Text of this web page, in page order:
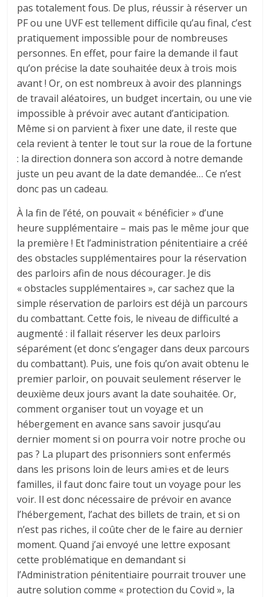
pas totalement fous. De plus, réussir à réserver un
PF ou une UVF est tellement difficile qu’au final, c’est
pratiquement impossible pour de nombreuses
personnes. En effet, pour faire la demande il faut
qu’on précise la date souhaitée deux à trois mois
avant ! Or, on est nombreux à avoir des plannings
de travail aléatoires, un budget incertain, ou une vie
impossible à prévoir avec autant d’anticipation.
Même si on parvient à fixer une date, il reste que
cela revient à tenter le tout sur la roue de la fortune
: la direction donnera son accord à notre demande
juste un peu avant de la date demandée… Ce n’est
donc pas un cadeau.
À la fin de l’été, on pouvait « bénéficier » d’une
heure supplémentaire – mais pas le même jour que
la première ! Et l’administration pénitentiaire a créé
des obstacles supplémentaires pour la réservation
des parloirs afin de nous décourager. Je dis
« obstacles supplémentaires », car sachez que la
simple réservation de parloirs est déjà un parcours
du combattant. Cette fois, le niveau de difficulté a
augmenté : il fallait réserver les deux parloirs
séparément (et donc s’engager dans deux parcours
du combattant). Puis, une fois qu’on avait obtenu le
premier parloir, on pouvait seulement réserver le
deuxième deux jours avant la date souhaitée. Or,
comment organiser tout un voyage et un
hébergement en avance sans savoir jusqu’au
dernier moment si on pourra voir notre proche ou
pas ? La plupart des prisonniers sont enfermés
dans les prisons loin de leurs ami·es et de leurs
familles, il faut donc faire tout un voyage pour les
voir. Il est donc nécessaire de prévoir en avance
l’hébergement, l’achat des billets de train, et si on
n’est pas riches, il coûte cher de le faire au dernier
moment. Quand j’ai envoyé une lettre exposant
cette problématique en demandant si
l’Administration pénitentiaire pourrait trouver une
autre solution comme « protection du Covid », la